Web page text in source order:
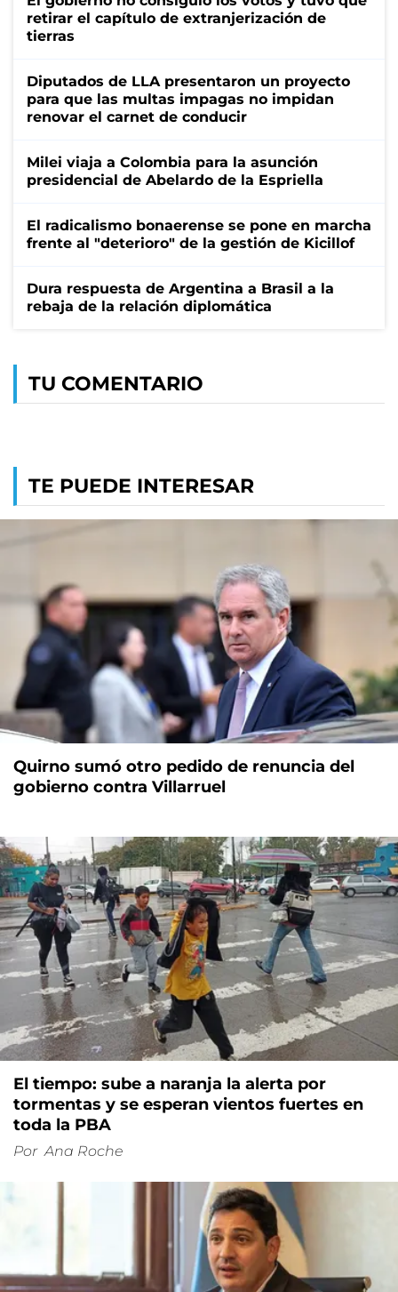
retirar el capítulo de extranjerización de
tierras
Diputados de LLA presentaron un proyecto
para que las multas impagas no impidan
renovar el carnet de conducir
Milei viaja a Colombia para la asunción
presidencial de Abelardo de la Espriella
El radicalismo bonaerense se pone en marcha
frente al "deterioro" de la gestión de Kicillof
Dura respuesta de Argentina a Brasil a la
rebaja de la relación diplomática
TU COMENTARIO
TE PUEDE INTERESAR
Quirno sumó otro pedido de renuncia del
gobierno contra Villarruel
El tiempo: sube a naranja la alerta por
tormentas y se esperan vientos fuertes en
toda la PBA
Por Ana Roche